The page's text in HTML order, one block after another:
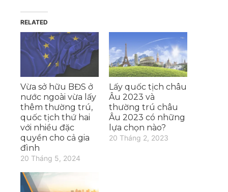
RELATED
Vừa sở hữu BĐS ở
nước ngoài vừa lấy
thêm thường trú,
quốc tịch thứ hai
với nhiều đặc
quyền cho cả gia
đình
20 Tháng 5, 2024
Lấy quốc tịch châu
Âu 2023 và
thường trú châu
Âu 2023 có những
lựa chọn nào?
20 Tháng 2, 2023